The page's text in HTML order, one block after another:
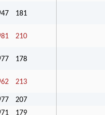
181
210
178
213
207
179